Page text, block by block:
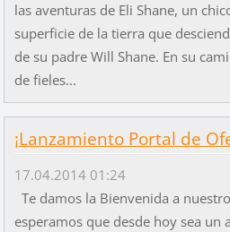
las aventuras de Eli Shane, un
superficie de la tierra que
de su padre Will Shane. En su
de fieles...
¡Lanzamiento Portal de
17.04.2014 01:24
Te damos la Bienvenida a
esperamos que desde hoy sea